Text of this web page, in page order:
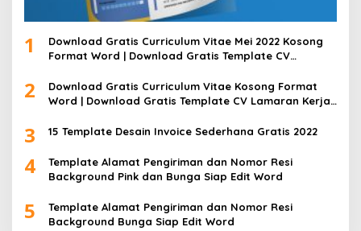
1
Download Gratis Curriculum Vitae Mei 2022 Kosong
Format Word | Download Gratis Template CV
2
Download Gratis Curriculum Vitae Kosong Format
Word | Download Gratis Template CV Lamaran Kerja
3 15 Template Desain Invoice Sederhana Gratis 2022
4
Template Alamat Pengiriman dan Nomor Resi
Background Pink dan Bunga Siap Edit Word
5
Template Alamat Pengiriman dan Nomor Resi
Background Bunga Siap Edit Word